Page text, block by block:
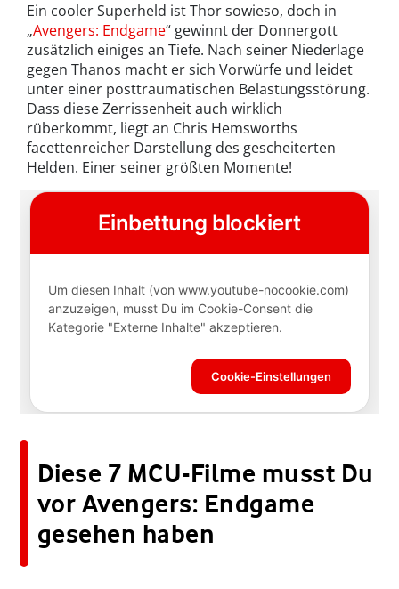
Ein cooler Superheld ist Thor sowieso, doch in
„Avengers: Endgame“ gewinnt der Donnergott
zusätzlich einiges an Tiefe. Nach seiner Niederlage
gegen Thanos macht er sich Vorwürfe und leidet
unter einer posttraumatischen Belastungsstörung.
Dass diese Zerrissenheit auch wirklich
rüberkommt, liegt an Chris Hemsworths
facettenreicher Darstellung des gescheiterten
Helden. Einer seiner größten Momente!
Diese 7 MCU-Filme musst Du
vor Avengers: Endgame
gesehen haben